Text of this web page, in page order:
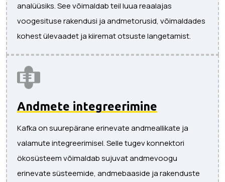
analüüsiks. See võimaldab teil luua reaalajas
voogesituse rakendusi ja andmetorusid, võimaldades
kohest ülevaadet ja kiiremat otsuste langetamist.
Andmete integreerimine
Kafka on suurepärane erinevate andmeallikate ja
valamute integreerimisel. Selle tugev konnektori
ökosüsteem võimaldab sujuvat andmevoogu
erinevate süsteemide, andmebaaside ja rakenduste